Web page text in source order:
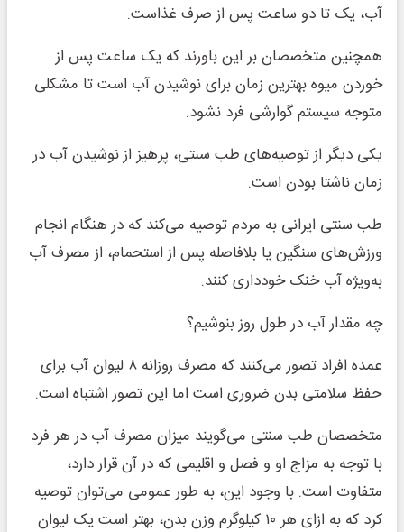
آب، یک تا دو ساعت پس از صرف غذاست.
همچنین متخصصان بر این باورند که یک ساعت پس از
خوردن میوه بهترین زمان برای نوشیدن آب است تا مشکلی
متوجه سیستم گوارشی فرد نشود.
یکی دیگر از توصیه‌های طب سنتی، پرهیز از نوشیدن آب در
زمان ناشتا بودن است.
طب سنتی ایرانی به مردم توصیه می‌کند که در هنگام انجام
ورزش‌های سنگین یا بلافاصله پس از استحمام، از مصرف آب
به‌ویژه آب خنک خودداری کنند.
چه مقدار آب در طول روز بنوشیم؟
عمده افراد تصور می‌کنند که مصرف روزانه ۸ لیوان آب برای
حفظ سلامتی بدن ضروری است اما این تصور اشتباه است.
متخصصان طب سنتی می‌گویند میزان مصرف آب در هر فرد
با توجه به مزاج او و فصل و اقلیمی که در آن قرار دارد،
متفاوت است. با وجود این، به طور عمومی می‌توان توصیه
کرد که به ازای هر ۱۰ کیلوگرم وزن بدن، بهتر است یک لیوان